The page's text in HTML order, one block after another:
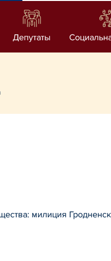
Депутаты
милиция